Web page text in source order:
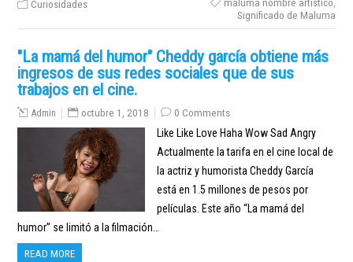
Curiosidades maluma nombre artistico
Significado de Maluma
"La mamá del humor" Cheddy garcía obtiene más
ingresos de sus redes sociales que de sus
trabajos en el cine.
Admin octubre 1, 2018 0 Comments
Like Like Love Haha Wow Sad Angry
Actualmente la tarifa en el cine local de
la actriz y humorista Cheddy García
está en 1.5 millones de pesos por
películas. Este año “La mamá del
humor” se limitó a la filmación…
READ MORE